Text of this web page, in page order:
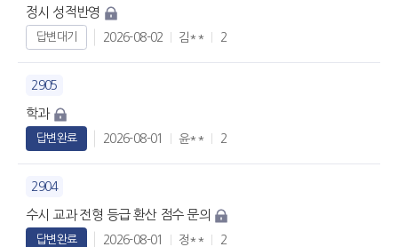
정시 성적반영
답변대기 2026-08-02 김** 2
2905
학과
답변완료 2026-08-01 윤** 2
2904
수시 교과 전형 등급 환산 점수 문의
답변완료 2026-08-01 정** 2